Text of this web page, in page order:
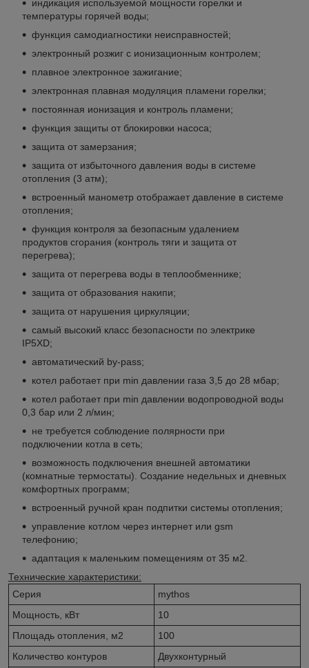
индикация используемой мощности горелки и
температуры горячей воды;
функция самодиагностики неисправностей;
электронный розжиг с ионизационным контролем;
плавное электронное зажигание;
электронная плавная модуляция пламени горелки;
постоянная ионизация и контроль пламени;
функция защиты от блокировки насоса;
защита от замерзания;
защита от избыточного давления воды в системе
отопления (3 атм);
встроенный манометр отображает давление в системе
отопления;
функция контроля за безопасным удалением
продуктов сгорания (контроль тяги и защита от
перегрева);
защита от перегрева воды в теплообменнике;
защита от образования накипи;
защита от нарушения циркуляции;
самый высокий класс безопасности по электрике
IP5XD;
автоматический by-pass;
котел работает при min давлении газа 3,5 до 28 мбар;
котел работает при min давлении водопроводной воды
0,3 бар или 2 л/мин;
не требуется соблюдение полярности при
подключении котла в сеть;
возможность подключения внешней автоматики
(комнатные термостаты). Создание недельных и дневных
комфортных программ;
встроенный ручной кран подпитки системы отопления;
управление котлом через интернет или gsm
телефонию;
адаптация к маленьким помещениям от 35 м2.
Технические характеристики:
Серия
mythos
Мощность, кВт
10
Площадь отопления, м2
100
Количество контуров
Двухконтурный